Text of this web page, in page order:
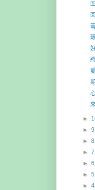
►
►
►
►
►
►
►